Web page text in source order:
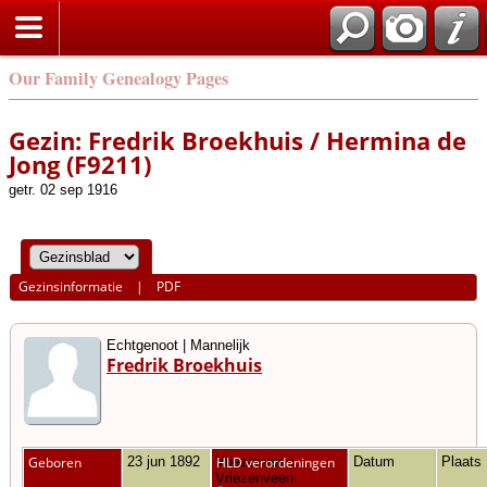
Our Family Genealogy Pages
Gezin: Fredrik Broekhuis / Hermina de
Jong (F9211)
getr. 02 sep 1916
Gezinsinformatie | PDF
Echtgenoot | Mannelijk
Fredrik Broekhuis
Geboren 23 jun 1892
Vriezenveen,
Vriezenveen
HLD verordeningen Datum Plaats